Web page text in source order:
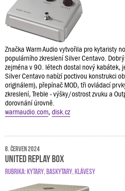
Značka Warm Audio vytvořila pro kytaristy
populárního zkreslení Silver Centavo.
zejména v 90. létech dostal nový kabátek,
Silver Centavo nabízí poctivou konstrukci
originálem), přepínač MOD, tři ovládací
zkreslení, Treble - výšky/ostrost zvuku a
dorovnání úrovně.
warmaudio.com, disk.cz
8. červen 2024
United Replay Box
RUBRIKA:KYTARY BASKYTARY KLÁVESY